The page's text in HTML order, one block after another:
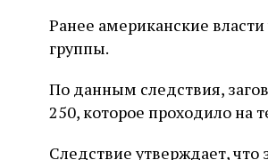
Ранее американские
группы.
По данным следствия,
250, которое проходило на
Следствие утверждает,
стену. Он, несомненно,
отказался приходить к Стене
количество хасидов и
самым не усиливать
5 августа